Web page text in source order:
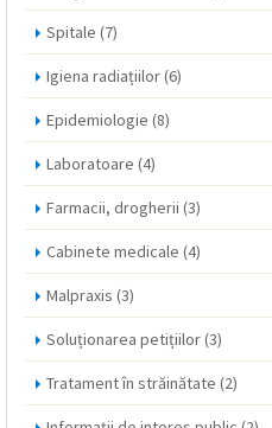
Spitale (7)
Igiena radiațiilor(6)
Epidemiologie (8)
Laboratoare (4)
Farmacii, drogherii (3)
Cabinete medicale (4)
Malpraxis (3)
Soluționarea petițiilor(3)
Tratament în străinătate (2)